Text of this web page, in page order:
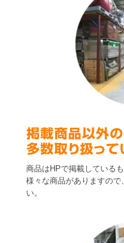
商品はHPで掲載している
様々な商品がありますので
い。